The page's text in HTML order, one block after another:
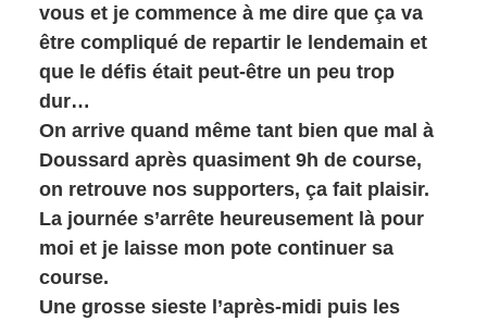
vous et je commence à me dire que ça va
être compliqué de repartir le lendemain et
que le défis était peut-être un peu trop
dur…
On arrive quand même tant bien que mal à
Doussard après quasiment 9h de course,
on retrouve nos supporters, ça fait plaisir.
La journée s’arrête heureusement là pour
moi et je laisse mon pote continuer sa
course.
Une grosse sieste l’après-midi puis les